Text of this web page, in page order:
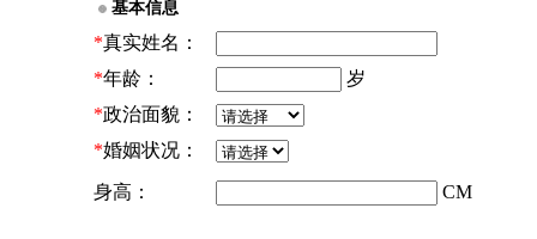
基本信息
*真实姓名：
*年龄：
岁
*政治面貌：
*婚姻状况：
身高： CM